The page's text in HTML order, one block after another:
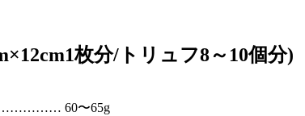
枚分/トリュフ8～10個分)
60〜65g